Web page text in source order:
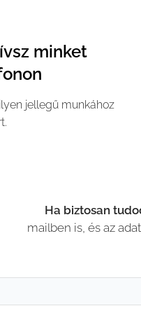
minket
jellegű munkához
Ha biztosan
mailben is, és az